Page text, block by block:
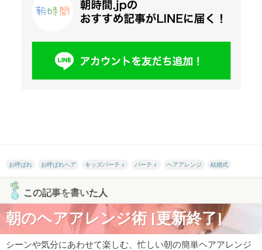
お呼ばれ お呼ばれヘア キッズパーティ パーティ ヘアアレンジ 結婚式
この記事を書いた人
朝のヘアアレンジ術 [更新終了]
シーンや気分にあわせて楽しむ、忙しい朝の簡単ヘアアレンジ